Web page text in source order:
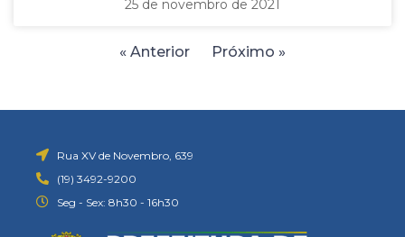
25 de novembro de 2021
« Anterior Próximo »
Rua XV de Novembro, 639
(19) 3492-9200
Seg - Sex: 8h30 - 16h30